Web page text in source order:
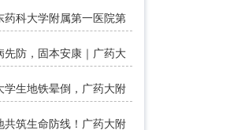
药科大学附属第一医院第
先防，固本安康｜广药大
学生地铁晕倒，广药大附
共筑生命防线！广药大附